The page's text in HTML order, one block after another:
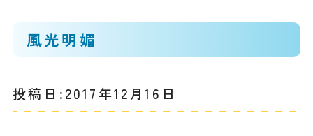
風光明媚
投稿日:2017年12月16日